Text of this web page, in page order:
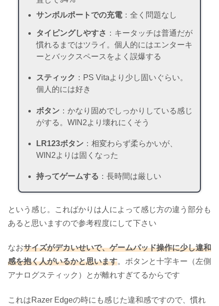
サンボルポートでの充電：全く問題なし
タイピングしやすさ ：キータッチは普通だが
慣れるまではツライ。個人的にはエンターキ
ーとバックスペースをよく誤爆する
スティック ：PS Vitaより少し固いぐらい。
個人的には好き
ボタン：かなり固めでしっかりしている感じ
がする。WIN2より壊れにくそう
LR123ボタン：相変わらず柔らかいが、
WIN2よりは固くなった
持ってゲームする ：長時間は厳しい
という感じ。こればかりは人によって感じ方の違う部分も
あると思いますので参考程度にして下さい
なおサイズがデカいせいで、ゲームパッド操作に少し違和
感を抱く人がいるかと思います。ボタンと十字キー（左側
アナログスティック）とが離れすぎてるからです
これはRazer Edgeの時にも感じた違和感ですので、慣れ